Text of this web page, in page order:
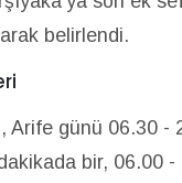
belirlendi.
Arife günü 06.30 -
bir, 06.00